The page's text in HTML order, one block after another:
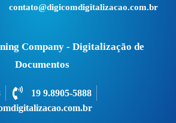
contato@digicomdigitalizacao.com.br
Company - Digitalização de
Documentos
19 9.8905-5888